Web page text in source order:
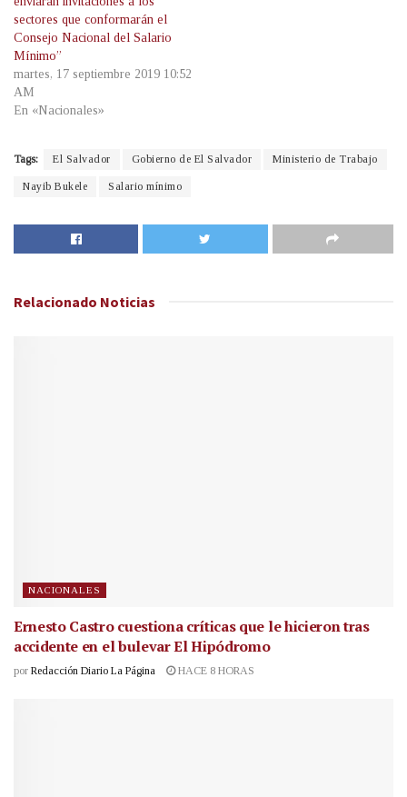
sectores que conformarán el
Consejo Nacional del Salario
Mínimo”
martes, 17 septiembre 2019 10:52
AM
En «Nacionales»
Tags: El Salvador Gobierno de El Salvador Ministerio de Trabajo
Nayib Bukele Salario mínimo
Relacionado Noticias
NACIONALES
Ernesto Castro cuestiona críticas que le hicieron tras
accidente en el bulevar El Hipódromo
por Redacción Diario La Página HACE 8 HORAS